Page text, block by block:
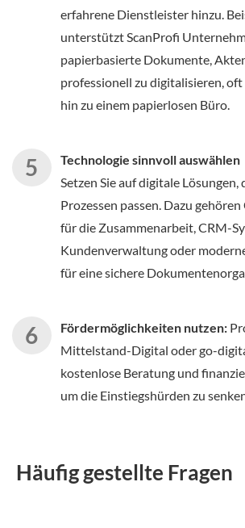
erfahrene Dienstleister hinzu.
unterstützt ScanProfi
papierbasierte Dokumente,
professionell zu digitalisieren,
hin zu einem papierlosen Büro.
Technologie sinnvoll auswählen
Setzen Sie auf digitale Lösungen,
Prozessen passen. Dazu
für die Zusammenarbeit, CRM-
Kundenverwaltung oder
für eine sichere
Fördermöglichkeiten nutzen:
Mittelstand-Digital oder go-
kostenlose Beratung und
um die Einstiegshürden zu
Häufig gestellte Fragen